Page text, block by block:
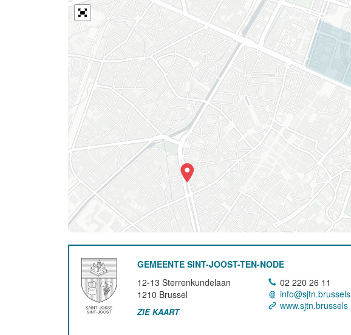
GEMEENTE SINT-JOOST-TEN-NODE
12-13 Sterrenkundelaan
1210 Brussel
ZIE KAART
02 220 26 11
info@sjtn.brussels
www.sjtn.brussels